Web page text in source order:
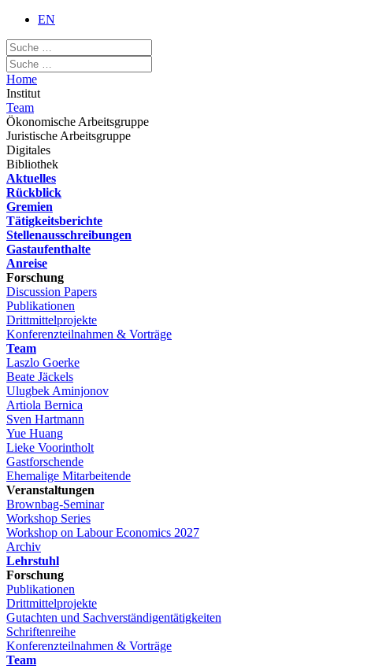
EN
Home
Institut
Team
Ökonomische Arbeitsgruppe
Juristische Arbeitsgruppe
Digitales
Bibliothek
Aktuelles
Rückblick
Gremien
Tätigkeitsberichte
Stellenausschreibungen
Gastaufenthalte
Anreise
Forschung
Discussion Papers
Publikationen
Drittmittelprojekte
Konferenzteilnahmen & Vorträge
Team
Laszlo Goerke
Beate Jäckels
Ulugbek Aminjonov
Artiola Bernica
Sven Hartmann
Yue Huang
Lieke Voorintholt
Gastforschende
Ehemalige Mitarbeitende
Veranstaltungen
Brownbag-Seminar
Workshop Series
Workshop on Labour Economics 2027
Archiv
Lehrstuhl
Forschung
Publikationen
Drittmittelprojekte
Gutachten und Sachverständigentätigkeiten
Schriftenreihe
Konferenzteilnahmen & Vorträge
Team